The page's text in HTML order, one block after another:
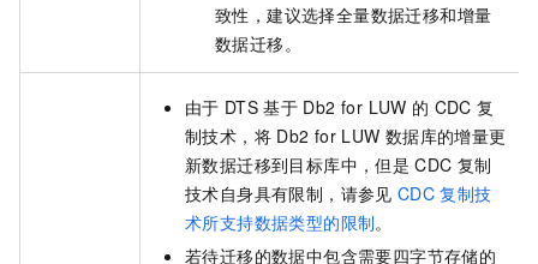
致性，建议选择全量数据迁移和增量
数据迁移。
由于 DTS 基于 Db2 for LUW 的 CDC 复
制技术，将 Db2 for LUW 数据库的增量更
新数据迁移到目标库中，但是 CDC 复制
技术自身具有限制，请参见 CDC 复制技
术所支持数据类型的限制。
若待迁移的数据中包含需要四字节存储的